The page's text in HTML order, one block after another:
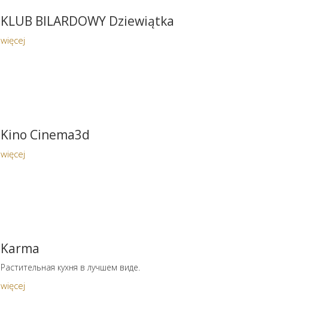
KLUB BILARDOWY Dziewiątka
więcej
Kino Cinema3d
więcej
Karma
Растительная кухня в лучшем виде.
więcej